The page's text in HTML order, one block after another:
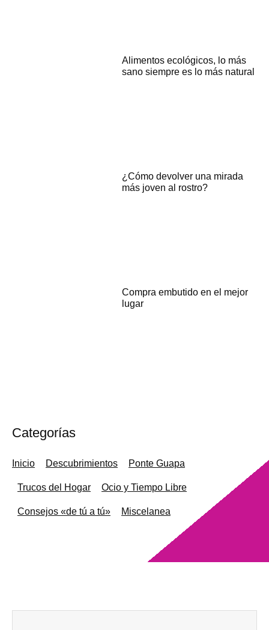
Alimentos ecológicos, lo más
sano siempre es lo más natural
¿Cómo devolver una mirada
más joven al rostro?
Compra embutido en el mejor
lugar
Categorías
Inicio Descubrimientos Ponte Guapa
Trucos del Hogar Ocio y Tiempo Libre
Consejos «de tú a tú» Miscelanea